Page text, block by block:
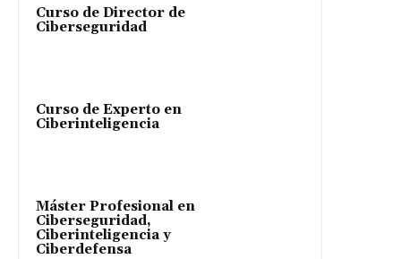
Curso de Director de
Ciberseguridad
Curso de Experto en
Ciberinteligencia
Máster Profesional en
Ciberseguridad,
Ciberinteligencia y
Ciberdefensa